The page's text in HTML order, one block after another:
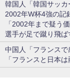
韓国人「韓国サッカ
2002年W杯4強の記
「2002年まで疑う
選手が足で蹴り飛ば
中国人「フランス
「フランスと日本